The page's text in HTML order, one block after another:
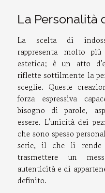
La Personalità
La scelta di
rappresenta molto
estetica; è un atto
riflette sottilmente la
sceglie. Queste
forza espressiva
bisogno di parole,
essere. L'unicità dei
che sono spesso
serie, il che li rende
trasmettere un
autenticità e di
definito.